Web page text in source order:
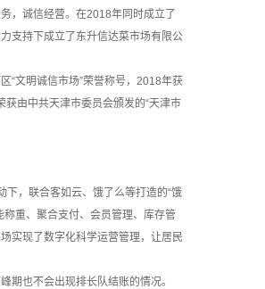
，诚信经营。在2018年同时成立了
支持下成立了东升信达菜市场有限公
“文明诚信市场”荣誉称号，2018年获
由中共天津市委员会颁发的“天津市
，联合客如云、饿了么等打造的“饿
重、聚合支付、会员管理、库存管
实现了数字化科学运营管理，让居民
也不会出现排长队结账的情况。